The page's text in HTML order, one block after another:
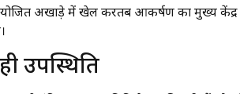
अखाड़े में खेल करतब आकर्षण का मुख्य केंद्र
उपस्थिति